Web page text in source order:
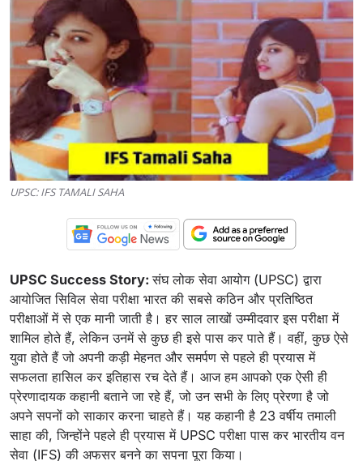
UPSC: IFS TAMALI SAHA
UPSC Success Story:संघ लोक सेवा आयोग (UPSC) द्वारा
आयोजित सिविल सेवा परीक्षा भारत की सबसे कठिन और प्रतिष्ठित
परीक्षाओं में से एक मानी जाती है। हर साल लाखों उम्मीदवार इस परीक्षा में
शामिल होते हैं, लेकिन उनमें से कुछ ही इसे पास कर पाते हैं। वहीं, कुछ ऐसे
युवा होते हैं जो अपनी कड़ी मेहनत और समर्पण से पहले ही प्रयास में
सफलता हासिल कर इतिहास रच देते हैं। आज हम आपको एक ऐसी ही
प्रेरणादायक कहानी बताने जा रहे हैं, जो उन सभी के लिए प्रेरणा है जो
अपने सपनों को साकार करना चाहते हैं। यह कहानी है 23 वर्षीय तमाली
साहा की, जिन्होंने पहले ही प्रयास में UPSC परीक्षा पास कर भारतीय वन
सेवा (IFS) की अफसर बनने का सपना पूरा किया।